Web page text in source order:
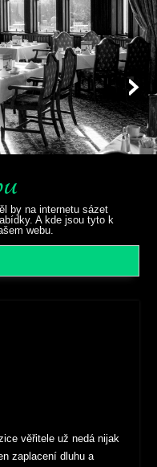
by na internetu sázet
A kde jsou tyto k
webu.
věřitele už nedá nijak
zaplacení dluhu a